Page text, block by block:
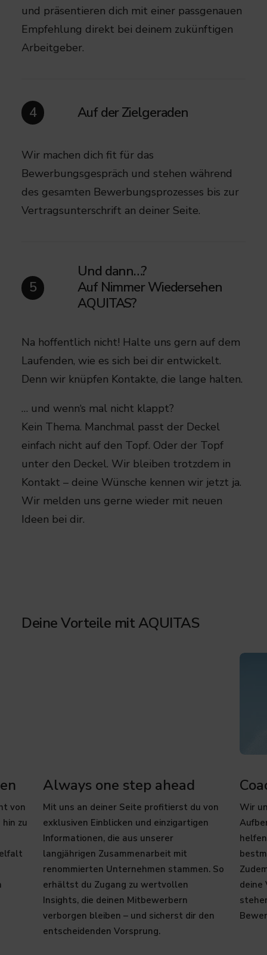
und präsentieren dich mit einer passgenauen
Empfehlung direkt bei deinem zukünftigen
Arbeitgeber.
4 Auf der Zielgeraden
Wir machen dich fit für das
Bewerbungsgespräch und stehen während
des gesamten Bewerbungsprozesses bis zur
Vertragsunterschrift an deiner Seite.​
5
Und dann…?
Auf Nimmer Wiedersehen
AQUITAS?​
Na hoffentlich nicht! Halte uns gern auf dem
Laufenden, wie es sich bei dir entwickelt.
Denn wir knüpfen Kontakte, die lange halten.
… und wenn‘s mal nicht klappt?​​
Kein Thema. Manchmal passt der Deckel
einfach nicht auf den Topf. Oder der Topf
unter den Deckel.​ Wir bleiben trotzdem in
Kontakt – deine Wünsche kennen wir jetzt ja.
Wir melden uns gerne wieder mit neuen
Ideen bei dir.
Deine Vorteile mit AQUITAS
von
zu
Always one step ahead
Mit uns an deiner Seite profitierst du von
exklusiven Einblicken und einzigartigen
Informationen, die aus unserer
langjährigen Zusammenarbeit mit
renommierten Unternehmen stammen. So
erhältst du Zugang zu wertvollen
Insights, die deinen Mitbewerbern
verborgen bleiben – und sicherst dir den
entscheidenden Vorsprung.​
Wir
deine